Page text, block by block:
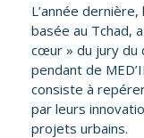
L’année
basée au Tchad,
cœur » du jury du
pendant de
consiste à
par leurs
projets urbains.